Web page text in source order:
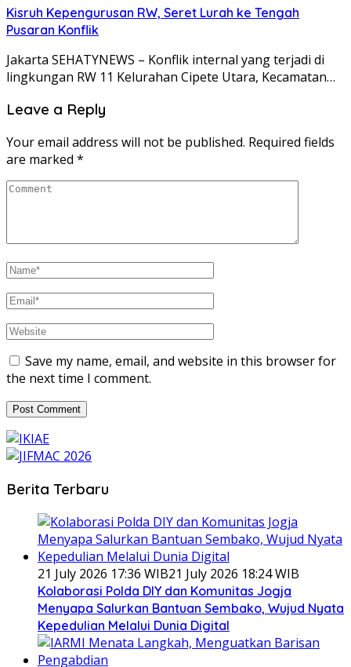
Kisruh Kepengurusan RW, Seret Lurah ke Tengah
Pusaran Konflik
Jakarta SEHATYNEWS – Konflik internal yang terjadi di
lingkungan RW 11 Kelurahan Cipete Utara, Kecamatan…
Leave a Reply
Your email address will not be published. Required fields
are marked *
Save my name, email, and website in this browser for
the next time I comment.
Berita Terbaru
21 July 2026 17:36 WIB21 July 2026 18:24 WIB
Kolaborasi Polda DIY dan Komunitas Jogja
Menyapa Salurkan Bantuan Sembako, Wujud Nyata
Kepedulian Melalui Dunia Digital